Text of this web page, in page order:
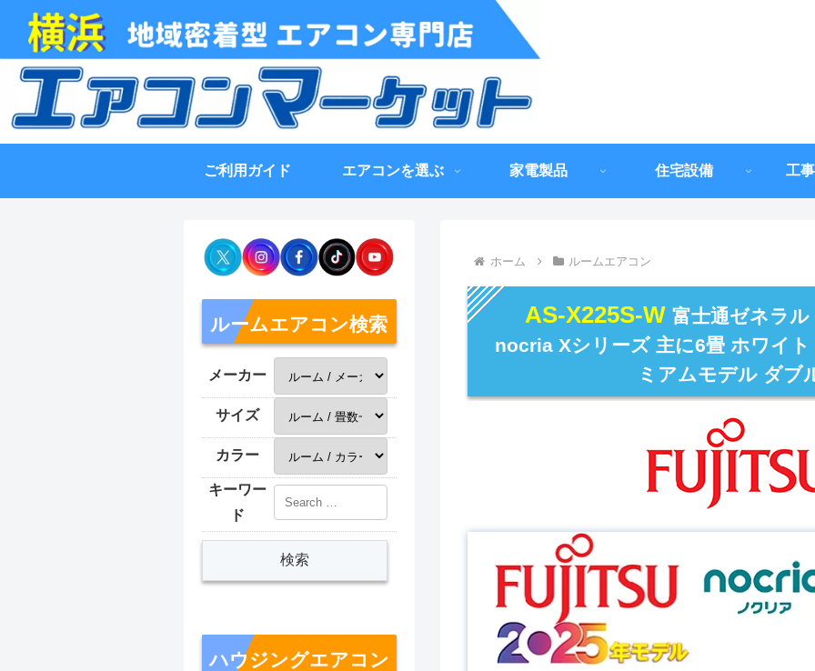
ご利用ガイド エアコンを選ぶ 家電製品 住宅設備 工
ホーム ルームエアコン
AS-X225S-W富士通ゼネラ
nocria Xシリーズ 主に6畳 ホワイ
ミアムモデル ダブ
ルームエアコン検索
メーカー
サイズ
カラー
キーワー
ド
ハウジングエアコン